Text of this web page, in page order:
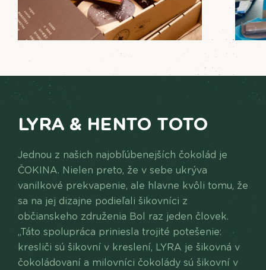
LYRA & HENTO TOTO
Jednou z našich najobľúbenejších čokolád je
ČOKINA. Nielen preto, že v sebe ukrýva
vanilkové prekvapenie, ale hlavne kvôli tomu, že
sa na jej dizajne podieľali šikovníci z
občianskeho združenia Bol raz jeden človek.
„Táto spolupráca priniesla trojité potešenie:
kresliči sú šikovní v kreslení, LYRA je šikovná v
čokoládovaní a milovníci čokolády sú šikovní v